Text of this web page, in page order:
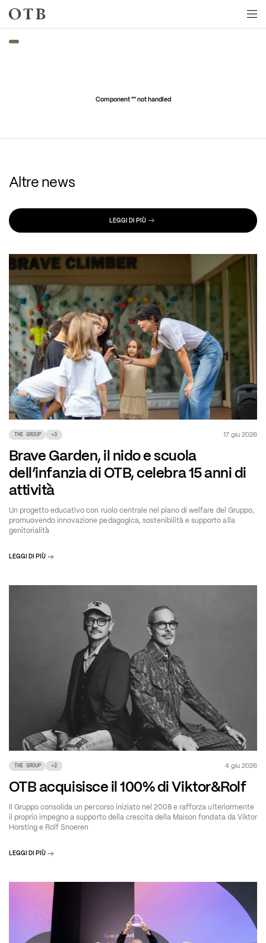
Skip to main content
Component "" not handled
Altre news
LEGGI DI PIÙ
THE GROUP +3 17 giu 2026
Brave Garden, il nido e scuola
dell’infanzia di OTB, celebra 15 anni di
attività
Un progetto educativo con ruolo centrale nel piano di welfare del Gruppo,
promuovendo innovazione pedagogica, sostenibilità e supporto alla
genitorialità
LEGGI DI PIÙ
THE GROUP +2 4 giu 2026
OTB acquisisce il 100% di Viktor&Rolf
Il Gruppo consolida un percorso iniziato nel 2008 e rafforza ulteriormente
il proprio impegno a supporto della crescita della Maison fondata da Viktor
Horsting e Rolf Snoeren
LEGGI DI PIÙ